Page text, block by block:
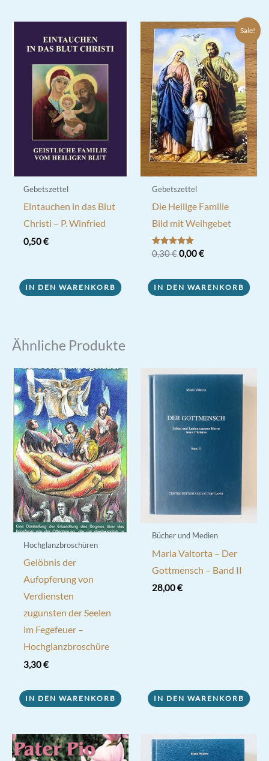
Gebetszettel
Eintauchen in das Blut
Christi – P. Winfried
0,50€
IN DEN WARENKORB
Sale!
Gebetszettel
Die Heilige Familie
Bild mit Weihgebet
Bewertet mit
5.00
0,30€ Ursprünglicher
0,30 €
0,00€Aktueller
0,00 €.
IN DEN WARENKORB
Ähnliche Produkte
Hochglanzbroschüren
Gelöbnis der
Aufopferung von
Verdiensten
zugunsten der Seelen
im Fegefeuer –
Hochglanzbroschüre
3,30€
IN DEN WARENKORB
Bücher und Medien
Maria Valtorta – Der
Gottmensch – Band II
28,00€
IN DEN WARENKORB